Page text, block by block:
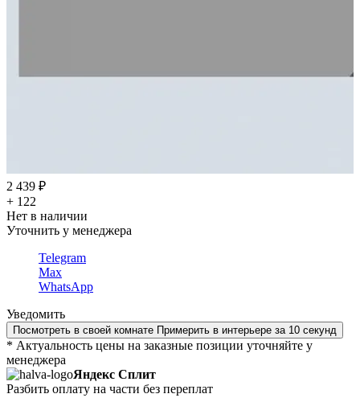
2 439 ₽
+ 122
Нет в наличии
Уточнить у менеджера
Telegram
Max
WhatsApp
Уведомить
Посмотреть в своей комнате Примерить в интерьере за 10 секунд
* Актуальность цены на заказные позиции уточняйте у
менеджера
Яндекс Сплит
Разбить оплату на части без переплат